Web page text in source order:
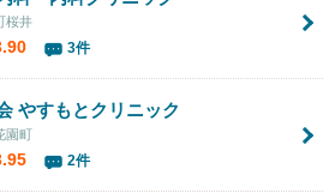
桜井
3件
やすもとクリニック
園町
2件